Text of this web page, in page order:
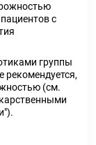
с
группы
рекомендуется,
(см.